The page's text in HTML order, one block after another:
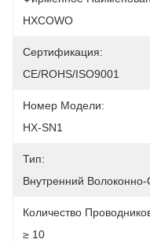
HXCOWO
Сертификация:
CE/ROHS/ISO9001
Номер Модели:
HX-SN1
Тип:
Внутренний
Количество
≥ 10